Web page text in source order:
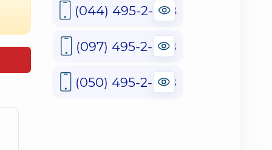
(044) 495-2-888
(097) 495-2-888
(050) 495-2-888